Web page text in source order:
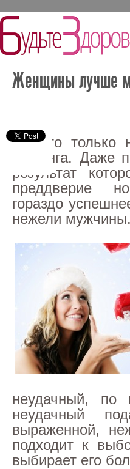
Женщины лучше
На что только
шопинга. Даже
результат
преддверие
гораздо
нежели мужчины.
неудачный, по
неудачный
выраженной,
подходит к
выбирает его